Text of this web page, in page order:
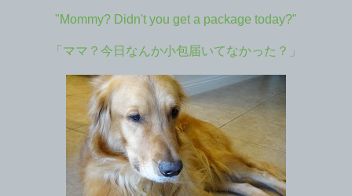
"Mommy? Didn't you get a package today?"
「ママ？今日なんか小包届いてなかった？」